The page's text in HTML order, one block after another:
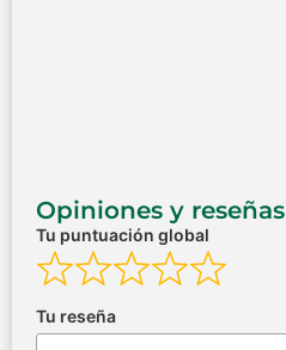
Opiniones y reseñas
Tu puntuación global
Tu reseña